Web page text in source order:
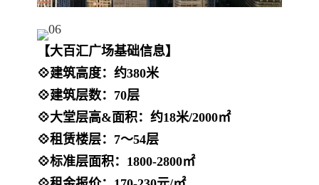
【大百汇广场基础信息】
💠建筑高度：约380米
💠建筑层数：70层
💠大堂层高&面积：约18米/2000㎡
💠租赁楼层：7～54层
💠标准层面积：1800-2800㎡